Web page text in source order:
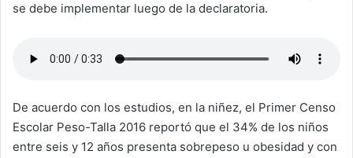
se debe implementar luego de la declaratoria.
De acuerdo con los estudios, en la niñez, el Primer Censo
Escolar Peso-Talla 2016 reportó que el 34% de los niños
entre seis y 12 años presenta sobrepeso u obesidad y con